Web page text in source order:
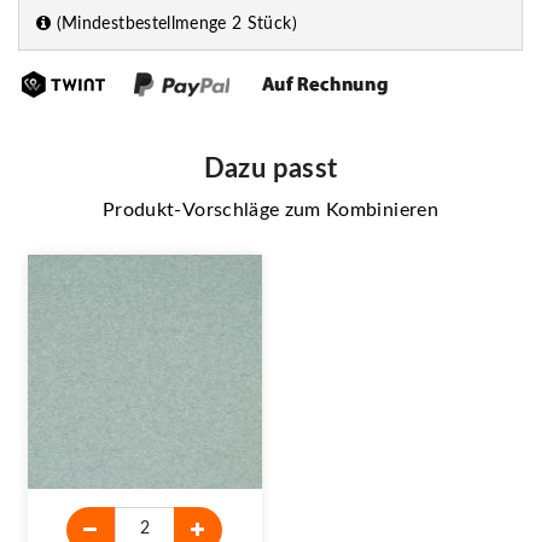
(Mindestbestellmenge 2 Stück)
Dazu passt
Produkt-Vorschläge zum Kombinieren